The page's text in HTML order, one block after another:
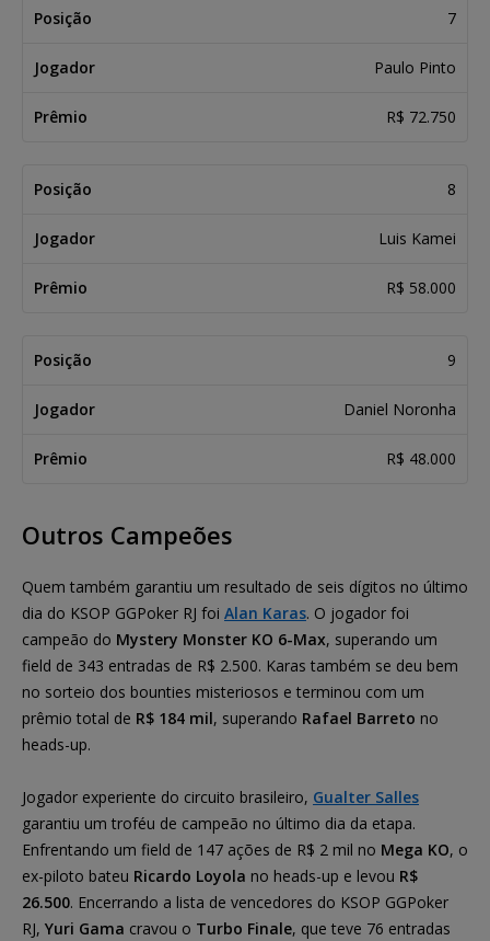
7
Paulo Pinto
R$ 72.750
8
Luis Kamei
R$ 58.000
9
Daniel Noronha
R$ 48.000
Outros Campeões
Quem também garantiu um resultado de seis dígitos no último
dia do KSOP GGPoker RJ foi Alan Karas. O jogador foi
campeão do Mystery Monster KO 6-Max, superando um
field de 343 entradas de R$ 2.500. Karas também se deu bem
no sorteio dos bounties misteriosos e terminou com um
prêmio total de R$ 184 mil, superando Rafael Barreto no
heads-up.
Jogador experiente do circuito brasileiro, Gualter Salles
garantiu um troféu de campeão no último dia da etapa.
Enfrentando um field de 147 ações de R$ 2 mil no Mega KO, o
ex-piloto bateu Ricardo Loyola no heads-up e levou R$
26.500. Encerrando a lista de vencedores do KSOP GGPoker
RJ, Yuri Gama cravou o Turbo Finale, que teve 76 entradas